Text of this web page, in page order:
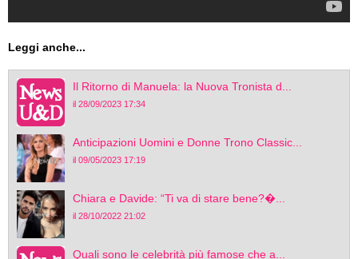
Leggi anche...
Il Ritorno di Manuela: la Nuova Tronista d...
il 28/09/2023 17:34
Anticipazioni Uomini e Donne Trono Classic...
il 09/05/2023 17:19
Chiara e Davide: “Ti va di stare bene?�...
il 28/10/2022 21:02
Quali sono le celebrità più famose che a...